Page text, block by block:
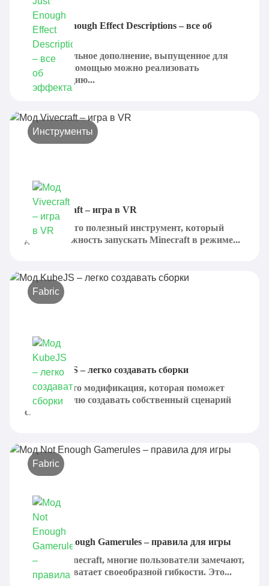
Мод Just Enough Effect Descriptions – все об
Это специальное дополнение, выпущенное для
JEI. С его помощью можно реализовать
демонстрацию...
Инструменты
Мод Vivecraft – игра в VR
Vivecraft - это полезный инструмент, который
дает возможность запускать Minecraft в режиме...
Fabric
Мод KubeJS – легко создавать сборки
Kubejs — это модификация, которая поможет
пользователю создавать собственный сценарий
с...
Fabric
Мод Not Enough Gamerules – правила для игры
Играя в Minecraft, многие пользователи замечают,
что им не хватает своеобразной гибкости. Это...